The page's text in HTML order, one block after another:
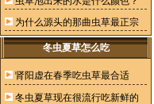
为什么源头的那曲虫草最正宗
冬虫夏草怎么吃
肾阳虚在春季吃虫草最合适
冬虫夏草现在很流行吃新鲜的